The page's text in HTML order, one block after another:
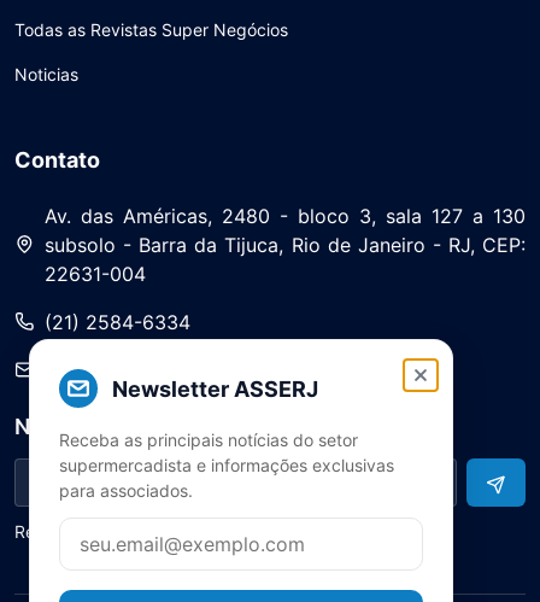
Newsletter ASSERJ
Receba as principais notícias do setor
supermercadista e informações exclusivas
para associados.
Todas as Revistas Super Negócios
Noticias
Contato
Av. das Américas, 2480 - bloco 3, sala 127 a 130
subsolo - Barra da Tijuca, Rio de Janeiro - RJ, CEP:
22631-004
(21) 2584-6334
saa@asserj.com.br
Newsletter
Receba notícias e atualizações do setor